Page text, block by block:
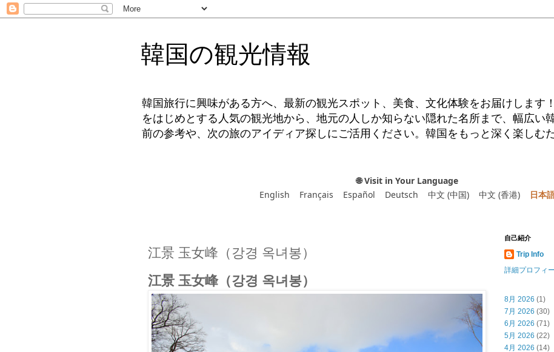
韓国の観光情報
韓国旅行に興味がある方へ、最新の観光スポット、美食、文化体験をお届けします
をはじめとする人気の観光地から、地元の人しか知らない隠れた名所まで、幅広い
前の参考や、次の旅のアイディア探しにご活用ください。韓国をもっと深く楽しむ
🌐 Visit in Your Language
English
Français Español Deutsch 中文 (中国) 中文 (香港) 日本
江景 玉女峰（강경 옥녀봉）
江景 玉女峰（강경 옥녀봉）
自己紹介
Trip Info
詳細プロフィ
8月 2026 (1)
7月 2026 (30)
6月 2026 (71)
5月 2026 (22)
4月 2026 (14)